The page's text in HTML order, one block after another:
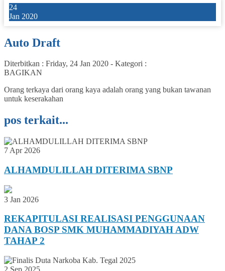
24
Jan 2020
Auto Draft
Diterbitkan : Friday, 24 Jan 2020 - Kategori :
BAGIKAN
Orang terkaya dari orang kaya adalah orang yang bukan tawanan
untuk keserakahan
pos terkait...
7 Apr 2026
ALHAMDULILLAH DITERIMA SBNP
3 Jan 2026
REKAPITULASI REALISASI PENGGUNAAN
DANA BOSP SMK MUHAMMADIYAH ADW
TAHAP 2
2 Sep 2025